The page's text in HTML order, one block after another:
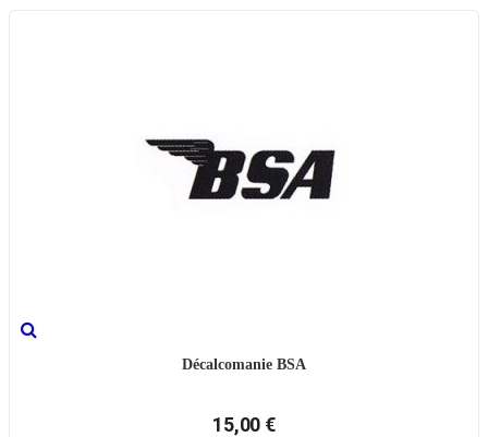
Décalcomanie BSA
15,00 €